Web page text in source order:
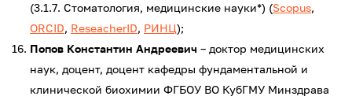
(3.1.7. Стоматология, медицинские науки*) (Scopus,
ORCID, ReseacherID, РИНЦ);
Попов Константин Андреевич – доктор медицинских
наук, доцент, доцент кафедры фундаментальной и
клинической биохимии ФГБОУ ВО КубГМУ Минздрава